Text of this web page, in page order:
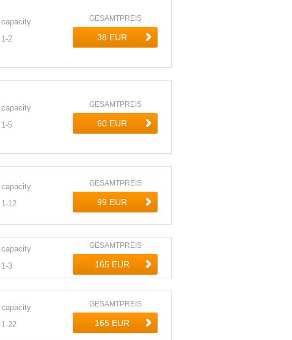
capacity
1-2
GESAMTPREIS
capacity
1-5
GESAMTPREIS
capacity
1-12
GESAMTPREIS
capacity
1-3
GESAMTPREIS
capacity
1-22
GESAMTPREIS